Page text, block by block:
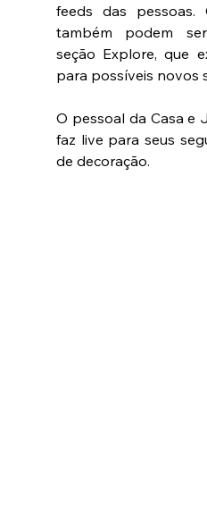
feeds das
também podem
seção Explore, que
para possíveis novos
O pessoal da Casa e
faz live para seus
de decoração.